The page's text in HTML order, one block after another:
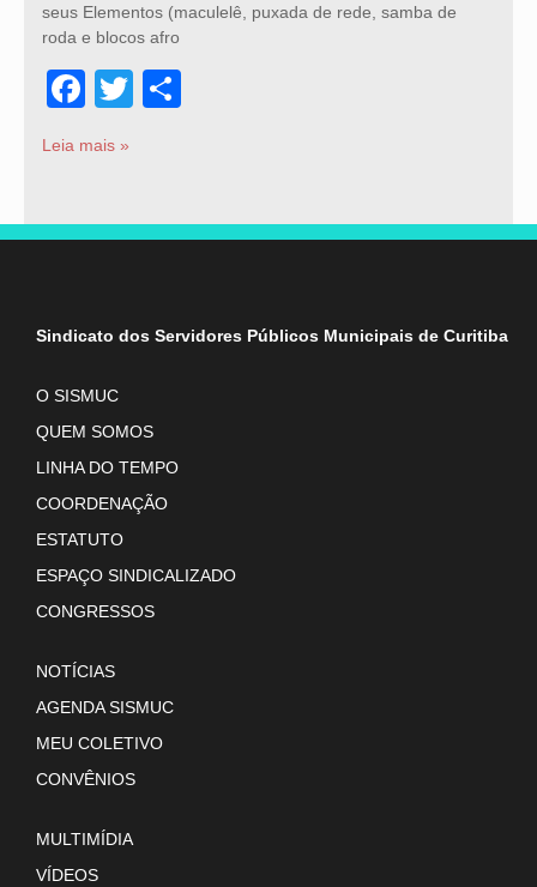
seus Elementos (maculelê, puxada de rede, samba de
roda e blocos afro
Facebook
Twitter
Leia mais »
Sindicato dos Servidores Públicos Municipais de Curitiba
O SISMUC
QUEM SOMOS
LINHA DO TEMPO
COORDENAÇÃO
ESTATUTO
ESPAÇO SINDICALIZADO
CONGRESSOS
NOTÍCIAS
AGENDA SISMUC
MEU COLETIVO
CONVÊNIOS
MULTIMÍDIA
VÍDEOS